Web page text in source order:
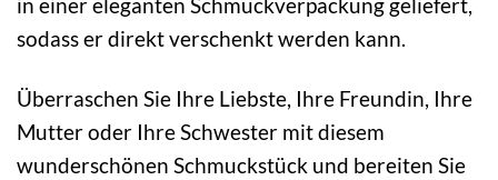
sodass er direkt verschenkt werden kann.
Überraschen Sie Ihre Liebste, Ihre Freundin, Ihre
Mutter oder Ihre Schwester mit diesem
wunderschönen Schmuckstück und bereiten Sie